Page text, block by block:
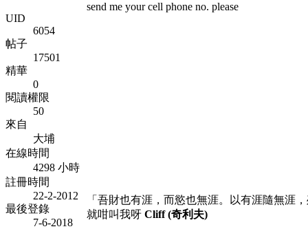
UID
6054
帖子
17501
精華
0
閱讀權限
50
來自
大埔
在線時間
4298 小時
註冊時間
22-2-2012
最後登錄
7-6-2018
send me your cell phone no. please
「吾財也有涯，而慾也無涯。以有涯隨無涯
就咁叫我呀 Cliff (奇利夫)